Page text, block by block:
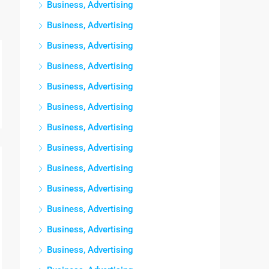
Business, Advertising
Business, Advertising
Business, Advertising
Business, Advertising
Business, Advertising
Business, Advertising
Business, Advertising
Business, Advertising
Business, Advertising
Business, Advertising
Business, Advertising
Business, Advertising
Business, Advertising